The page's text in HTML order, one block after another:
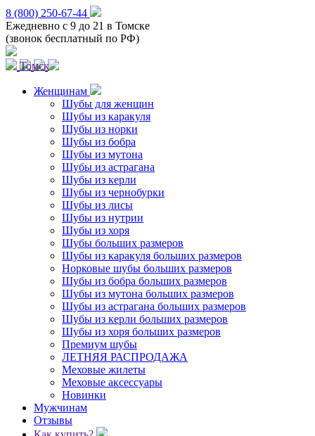
8 (800) 250-67-44
Ежедневно с 9 до 21 в Томске
(звонок бесплатный по РФ)
Томск
Женщинам
Шубы для женщин
Шубы из каракуля
Шубы из норки
Шубы из бобра
Шубы из мутона
Шубы из астрагана
Шубы из керли
Шубы из чернобурки
Шубы из лисы
Шубы из нутрии
Шубы из хоря
Шубы больших размеров
Шубы из каракуля больших размеров
Норковые шубы больших размеров
Шубы из бобра больших размеров
Шубы из мутона больших размеров
Шубы из астрагана больших размеров
Шубы из керли больших размеров
Шубы из хоря больших размеров
Премиум шубы
ЛЕТНЯЯ РАСПРОДАЖА
Меховые жилеты
Меховые аксессуары
Новинки
Мужчинам
Отзывы